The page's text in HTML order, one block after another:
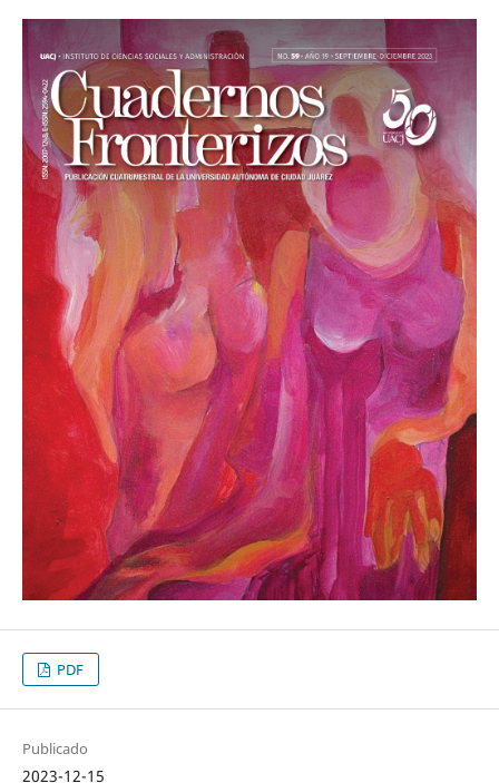
PDF
Publicado
2023-12-15